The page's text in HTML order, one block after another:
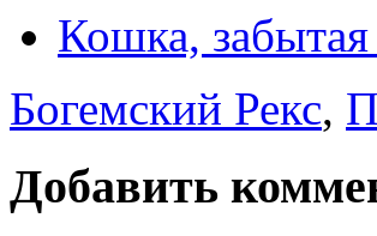
Кошка,
Богемский Рекс,
Добавить